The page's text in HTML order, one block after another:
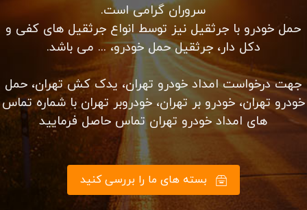
در خدمت شما می باشد. کلیه خدمات حرفه ای امداد رسانی
را از ما بخواهید.
باطری به باطری سیار در محل شما، حمل خودرو با یدک کش،
حمل خودرو با خودرو سوار کفی، پنچرگیری در محل شما،
مکانیک سیار، سوخت رسانی در محل شما، باز کردن درب
خودرو و…
الان با ما تماس بگیرید